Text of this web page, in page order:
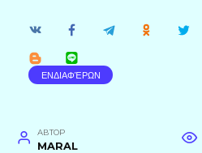
ΕΝΔΙΑΦΈΡΩΝ
АВТОР
MARAL